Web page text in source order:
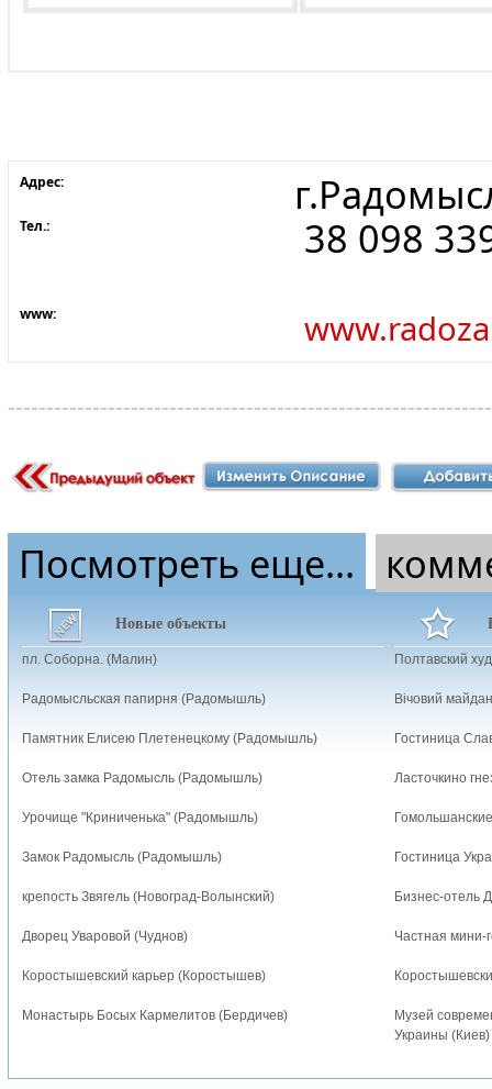
Адрес:
Тел.: 38 098
www:
Посмотреть еще...
Новые объекты
пл. Соборна. (Малин)
Радомысльская папирня (Радомышль)
Памятник Елисею Плетенецкому (Радомышль)
Отель замка Радомысль (Радомышль)
Урочище "Криниченька" (Радомышль)
Замок Радомысль (Радомышль)
крепость Звягель (Новоград-Волынский)
Дворец Уваровой (Чуднов)
Коростышевский карьер (Коростышев)
Монастырь Босых Кармелитов (Бердичев)
Полтавский
Вічовий
Гостиница
Ласточкино
Гостиница
Бизнес-отель
Частная мини-
Музей
Украины (Киев)